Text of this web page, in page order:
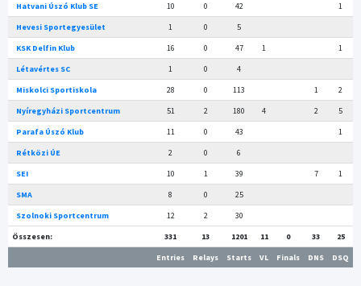
Hatvani Úszó Klub SE
10 0 42
1
Hevesi Sportegyesület
1 0
5
KSK Delfin Klub
16 0 47 1
1
Létavértes SC
1 0
4
Miskolci Sportiskola
28 0 113 1
2
Nyíregyházi Sportcentrum
51 2 180 4 2
5
Parafa Úszó Klub
11 0 43
1
Rétközi ÚE
2 0
6
SEI
10 1 39 7
1
SMA
8 0
25
Szolnoki Sportcentrum
12 2
30
Összesen:
331 13 1201 11 0 33
25
Entries
Relays Starts VL Finals DNS DSQ